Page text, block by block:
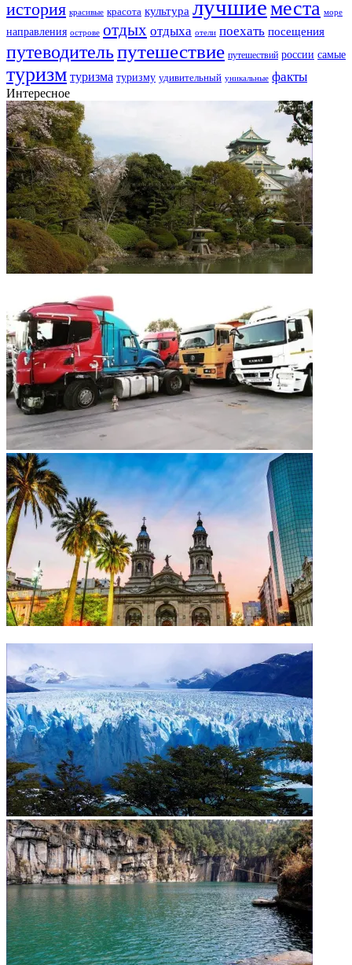
история красивые красота культура лучшиеместа море
направления острове отдых отдыха отели поехать посещения
путеводительпутешествие путешествий россии самые
туризм туризма туризму удивительный уникальные факты
Интересное